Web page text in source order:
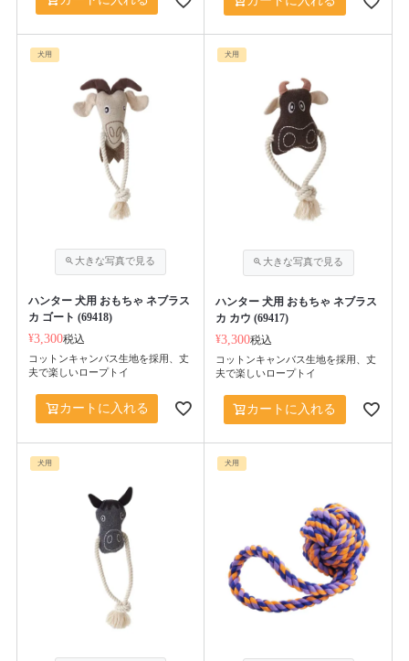
犬用
ハンター 犬用 おもちゃ ネブラス
カ ゴート (69418)
¥3,300税込
コットンキャンバス生地を採用、丈
夫で楽しいロープトイ
カートに入れる
犬用
ハンター 犬用 おもちゃ ネブラス
カ カウ (69417)
¥3,300税込
コットンキャンバス生地を採用、丈
夫で楽しいロープトイ
カートに入れる
犬用 犬用